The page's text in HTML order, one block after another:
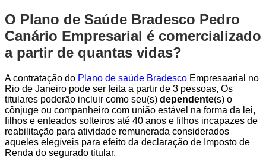
O Plano de Saúde Bradesco Pedro
Canário Empresarial é comercializado
a partir de quantas vidas?
A contratação do Plano de saúde Bradesco Empresaarial no
Rio de Janeiro pode ser feita a partir de 3 pessoas, Os
titulares poderão incluir como seu(s) dependente(s) o
cônjuge ou companheiro com união estável na forma da lei,
filhos e enteados solteiros até 40 anos e filhos incapazes de
reabilitação para atividade remunerada considerados
aqueles elegíveis para efeito da declaração de Imposto de
Renda do segurado titular.